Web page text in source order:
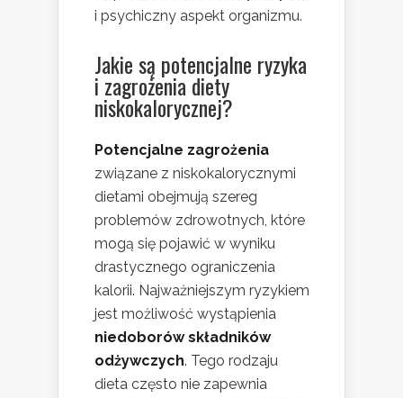
i psychiczny aspekt organizmu.
Jakie są potencjalne ryzyka
i zagrożenia diety
niskokalorycznej?
Potencjalne zagrożenia
związane z niskokalorycznymi
dietami obejmują szereg
problemów zdrowotnych, które
mogą się pojawić w wyniku
drastycznego ograniczenia
kalorii. Najważniejszym ryzykiem
jest możliwość wystąpienia
niedoborów składników
odżywczych. Tego rodzaju
dieta często nie zapewnia